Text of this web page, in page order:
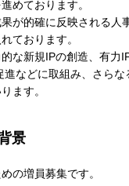
めております。
が的確に反映される人
ております。
な新規IPの創造、有力
進などに取組み、さら
ます。
景
の増員募集です。